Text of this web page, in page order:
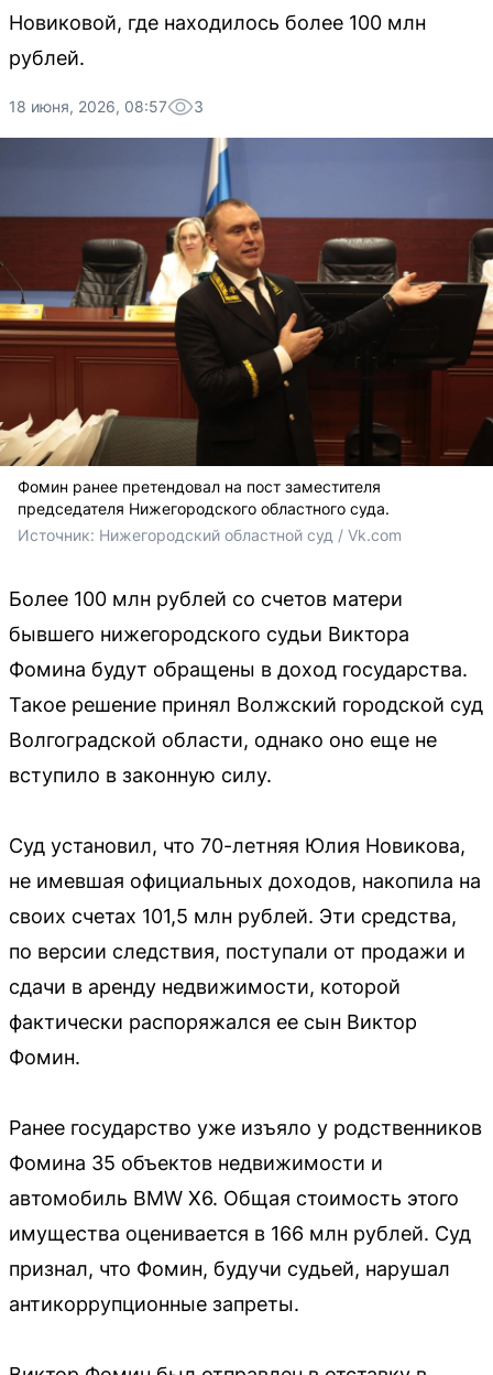
Новиковой, где находилось более 100 млн
рублей.
18 июня, 2026, 08:57 3
Фомин ранее претендовал на пост заместителя
председателя Нижегородского областного суда.
Источник: Нижегородский областной суд / Vk.com
Более 100 млн рублей со счетов матери
бывшего нижегородского судьи Виктора
Фомина будут обращены в доход государства.
Такое решение принял Волжский городской суд
Волгоградской области, однако оно еще не
вступило в законную силу.
Суд установил, что 70-летняя Юлия Новикова,
не имевшая официальных доходов, накопила на
своих счетах 101,5 млн рублей. Эти средства,
по версии следствия, поступали от продажи и
сдачи в аренду недвижимости, которой
фактически распоряжался ее сын Виктор
Фомин.
Ранее государство уже изъяло у родственников
Фомина 35 объектов недвижимости и
автомобиль BMW X6. Общая стоимость этого
имущества оценивается в 166 млн рублей. Суд
признал, что Фомин, будучи судьей, нарушал
антикоррупционные запреты.